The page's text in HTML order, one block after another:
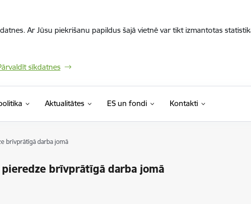
Ar Jūsu piekrišanu papildus šajā vietnē var tikt izmantotas
sīkdatnes
Aktualitātes ES un fondi Kontakti
brīvprātīgā darba jomā
brīvprātīgā darba jomā